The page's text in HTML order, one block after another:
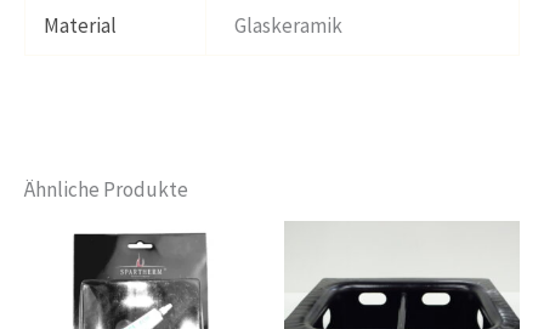
Material Glaskeramik
Ähnliche Produkte